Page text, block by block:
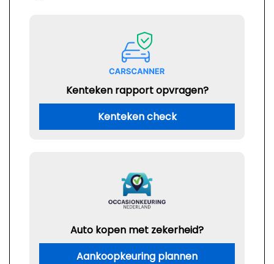
Kenteken rapport opvragen?
Kenteken check
Auto kopen met zekerheid?
Aankoopkeuring plannen